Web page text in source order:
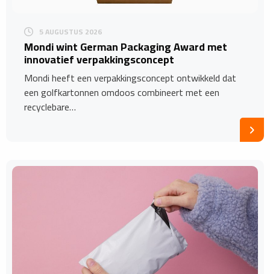
5 AUGUSTUS 2026
Mondi wint German Packaging Award met
innovatief verpakkingsconcept
Mondi heeft een verpakkingsconcept ontwikkeld dat
een golfkartonnen omdoos combineert met een
recyclebare…